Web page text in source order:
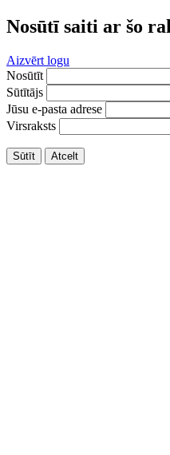
Nosūtī saiti ar šo
Aizvērt logu
Nosūtīt
Sūtītājs
Jūsu e-pasta adrese
Virsraksts
Sūtīt Atcelt